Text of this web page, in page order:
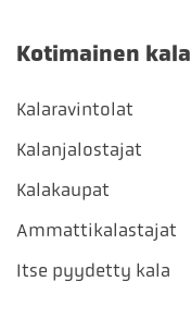
Kotimainen kala
Kalaravintolat
Kalanjalostajat
Kalakaupat
Ammattikalastajat
Itse pyydetty kala